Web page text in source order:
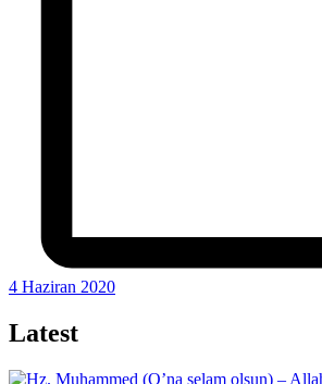
4 Haziran 2020
Latest